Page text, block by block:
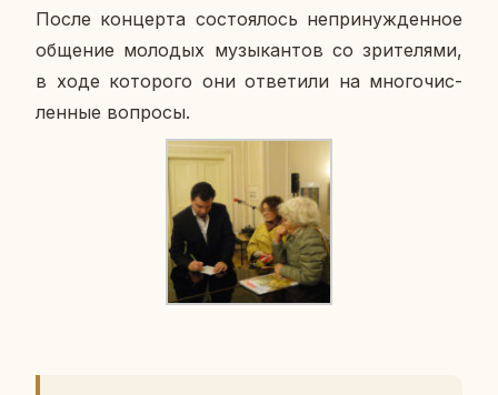
После кон­цер­та со­сто­я­лось непри­нуж­ден­ное
об­ще­ние мо­ло­дых му­зы­кан­тов со зри­те­ля­ми,
в ходе ко­то­ро­го они от­ве­ти­ли на мно­го­чис­
лен­ные во­про­сы.